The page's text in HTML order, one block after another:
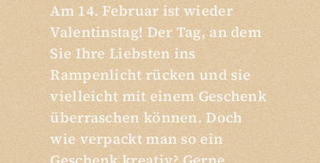
Am 14. Februar ist wieder
Valentinstag! Der Tag, an dem
Sie Ihre Liebsten ins
Rampenlicht rücken und sie
vielleicht mit einem Geschenk
überraschen können. Doch
wie verpackt man so ein